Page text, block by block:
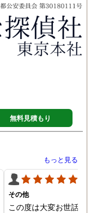
何かありましたらご相談
せて頂きたいと思います
無料見積もり
もっと見る
その他
この度は大変お世話にな